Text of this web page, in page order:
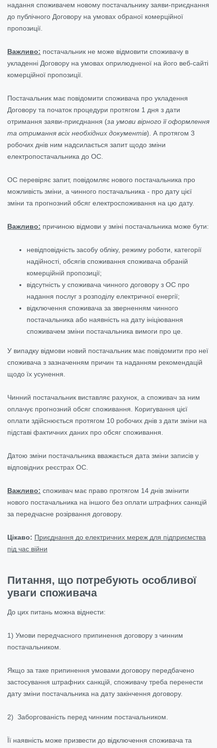
надання споживачем новому постачальнику заяви-приєднання
до публічного Договору на умовах обраної комерційної
пропозиції.
Важливо: постачальник не може відмовити споживачу в
укладенні Договору на умовах оприлюдненої на його веб-сайті
комерційної пропозиції.
Постачальник має повідомити споживача про укладення
Договору та початок процедури протягом 1 дня з дати
отримання заяви-приєднання (за умови вірного її оформлення
та отримання всіх необхідних документів) . А протягом 3
робочих днів ним надсилається запит щодо зміни
електропостачальника до ОС.
ОС перевіряє запит, повідомляє нового постачальника про
можливість зміни, а чинного постачальника - про дату цієї
зміни та прогнозний обсяг електроспоживання на цю дату.
Важливо: причиною відмови у зміні постачальника може бути:
невідповідність засобу обліку, режиму роботи, категорії
надійності, обсягів споживання споживача обраній
комерційній пропозиції;
відсутність у споживача чинного договору з ОС про
надання послуг з розподілу електричної енергії;
відключення споживача за зверненням чинного
постачальника або наявність на дату ініціювання
споживачем зміни постачальника вимоги про це.
У випадку відмови новий постачальник має повідомити про неї
споживача з зазначенням причин та наданням рекомендацій
щодо їх усунення.
Чинний постачальник виставляє рахунок, а споживач за ним
оплачує прогнозний обсяг споживання. Коригування цієї
оплати здійснюється протягом 10 робочих днів з дати зміни на
підставі фактичних даних про обсяг споживання.
Датою зміни постачальника вважається дата зміни записів у
відповідних реєстрах ОС.
Важливо: споживач має право протягом 14 днів змінити
нового постачальника на іншого без оплати штрафних санкцій
за передчасне розірвання договору.
Цікаво: Приєднання до електричних мереж для підприємства
під час війни
Питання, що потребують особливої
уваги споживача
До цих питань можна віднести:
1) Умови передчасного припинення договору з чинним
постачальником.
Якщо за таке припинення умовами договору передбачено
застосування штрафних санкцій, споживачу треба перенести
дату зміни постачальника на дату закінчення договору.
2) Заборгованість перед чинним постачальником.
Її наявність може призвести до відключення споживача та